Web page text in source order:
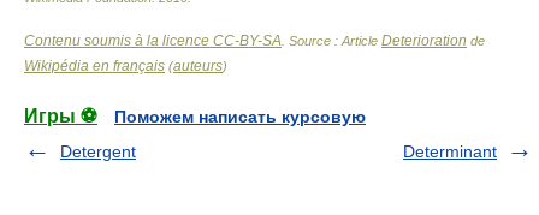
Contenu soumis à la licence CC-BY-SA . Source : Article Deterioration de
Wikipédia en français (auteurs)
Игры ⚽
Поможем написать курсовую
Detergent
Determinant